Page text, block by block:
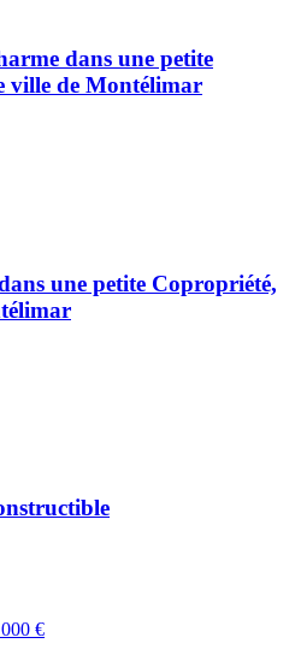
dans une petite
ville de Montélimar
une petite Copropriété,
€